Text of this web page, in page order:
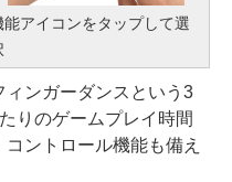
能アイコンをタップして選
ンガーダンスという3
りのゲームプレイ時間
ントロール機能も備え